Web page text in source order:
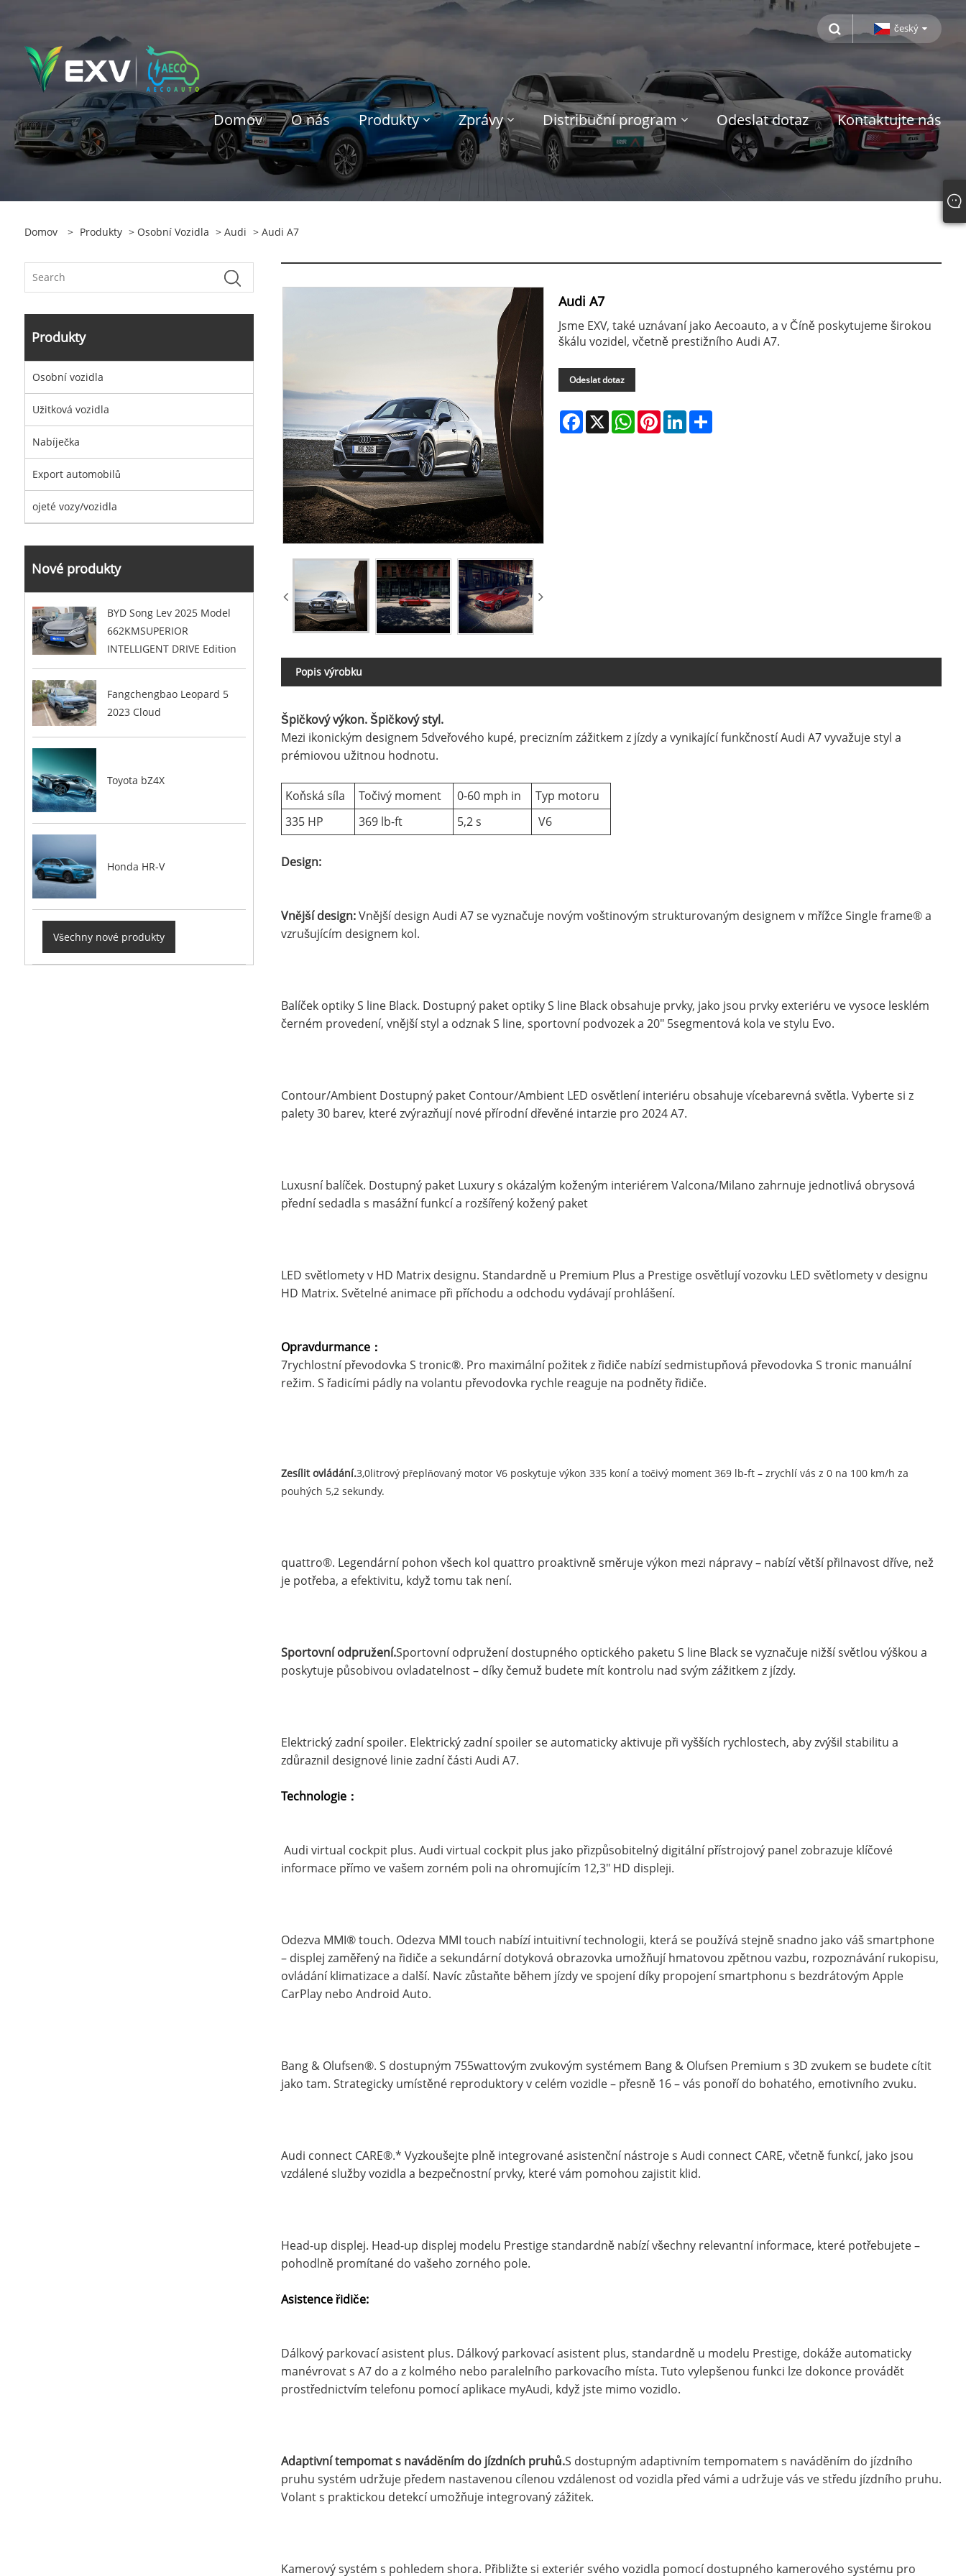
český
Domov O nás Produkty Zprávy Distribuční program Odeslat dotaz Kontaktujte nás
Domov > Produkty > Osobní Vozidla > Audi > Audi A7
Produkty
Osobní vozidla
Užitková vozidla
Nabíječka
Export automobilů
ojeté vozy/vozidla
Nové produkty
BYD Song Lev 2025 Model
662KMSUPERIOR
INTELLIGENT DRIVE Edition
Fangchengbao Leopard 5
2023 Cloud
Toyota bZ4X
Honda HR-V
Všechny nové produkty
Audi A7
Jsme EXV, také uznávaní jako Aecoauto, a v Číně poskytujeme širokou
škálu vozidel, včetně prestižního Audi A7.
Odeslat dotaz
Facebook
X WhatsApp
PinterestLinkedIn
Popis výrobku
Špičkový výkon. Špičkový styl.
Mezi ikonickým designem 5dveřového kupé, precizním zážitkem z jízdy a vynikající funkčností Audi A7 vyvažuje styl a
prémiovou užitnou hodnotu.
Koňská síla Točivý moment 0-60 mph in
Typ motoru
335 HP
369 lb-ft 5,2 s V6
Design:
Vnější design:Vnější design Audi A7 se vyznačuje novým voštinovým strukturovaným designem v mřížce Single frame® a
vzrušujícím designem kol.
Balíček optiky S line Black. Dostupný paket optiky S line Black obsahuje prvky, jako jsou prvky exteriéru ve vysoce lesklém
černém provedení, vnější styl a odznak S line, sportovní podvozek a 20" 5segmentová kola ve stylu Evo.
Contour/Ambient Dostupný paket Contour/Ambient LED osvětlení interiéru obsahuje vícebarevná světla. Vyberte si z
palety 30 barev, které zvýrazňují nové přírodní dřevěné intarzie pro 2024 A7.
Luxusní balíček. Dostupný paket Luxury s okázalým koženým interiérem Valcona/Milano zahrnuje jednotlivá obrysová
přední sedadla s masážní funkcí a rozšířený kožený paket
LED světlomety v HD Matrix designu. Standardně u Premium Plus a Prestige osvětlují vozovku LED světlomety v designu
HD Matrix. Světelné animace při příchodu a odchodu vydávají prohlášení.
Opravdurmance ：
7rychlostní převodovka S tronic®. Pro maximální požitek z řidiče nabízí sedmistupňová převodovka S tronic manuální
režim. S řadicími pádly na volantu převodovka rychle reaguje na podněty řidiče.
Zesílit ovládání.3,0litrový přeplňovaný motor V6 poskytuje výkon 335 koní a točivý moment 369 lb-ft – zrychlí vás z 0 na 100 km/h za
pouhých 5,2 sekundy.
quattro®. Legendární pohon všech kol quattro proaktivně směruje výkon mezi nápravy – nabízí větší přilnavost dříve, než
je potřeba, a efektivitu, když tomu tak není.
Sportovní odpružení.Sportovní odpružení dostupného optického paketu S line Black se vyznačuje nižší světlou výškou a
poskytuje působivou ovladatelnost – díky čemuž budete mít kontrolu nad svým zážitkem z jízdy.
Elektrický zadní spoiler. Elektrický zadní spoiler se automaticky aktivuje při vyšších rychlostech, aby zvýšil stabilitu a
zdůraznil designové linie zadní části Audi A7.
Technologie ：
Audi virtual cockpit plus. Audi virtual cockpit plus jako přizpůsobitelný digitální přístrojový panel zobrazuje klíčové
informace přímo ve vašem zorném poli na ohromujícím 12,3" HD displeji.
Odezva MMI® touch. Odezva MMI touch nabízí intuitivní technologii, která se používá stejně snadno jako váš smartphone
– displej zaměřený na řidiče a sekundární dotyková obrazovka umožňují hmatovou zpětnou vazbu, rozpoznávání rukopisu,
ovládání klimatizace a další. Navíc zůstaňte během jízdy ve spojení díky propojení smartphonu s bezdrátovým Apple
CarPlay nebo Android Auto.
Bang & Olufsen®. S dostupným 755wattovým zvukovým systémem Bang & Olufsen Premium s 3D zvukem se budete cítit
jako tam. Strategicky umístěné reproduktory v celém vozidle – přesně 16 – vás ponoří do bohatého, emotivního zvuku.
Audi connect CARE®.* Vyzkoušejte plně integrované asistenční nástroje s Audi connect CARE, včetně funkcí, jako jsou
vzdálené služby vozidla a bezpečnostní prvky, které vám pomohou zajistit klid.
Head-up displej. Head-up displej modelu Prestige standardně nabízí všechny relevantní informace, které potřebujete –
pohodlně promítané do vašeho zorného pole.
Asistence řidiče:
Dálkový parkovací asistent plus. Dálkový parkovací asistent plus, standardně u modelu Prestige, dokáže automaticky
manévrovat s A7 do a z kolmého nebo paralelního parkovacího místa. Tuto vylepšenou funkci lze dokonce provádět
prostřednictvím telefonu pomocí aplikace myAudi, když jste mimo vozidlo.
Adaptivní tempomat s naváděním do jízdních pruhů.S dostupným adaptivním tempomatem s naváděním do jízdního
pruhu systém udržuje předem nastavenou cílenou vzdálenost od vozidla před vámi a udržuje vás ve středu jízdního pruhu.
Volant s praktickou detekcí umožňuje integrovaný zážitek.
Kamerový systém s pohledem shora. Přibližte si exteriér svého vozidla pomocí dostupného kamerového systému pro